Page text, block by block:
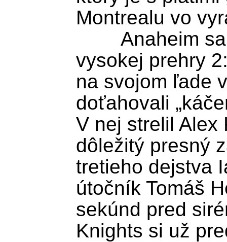
Montrealu vo
vysokej prehry
na svojom ľade
doťahovali
V nej strelil Alex
dôležitý presný
tretieho dejstva
útočník Tomáš
sekúnd pred
Knights si už